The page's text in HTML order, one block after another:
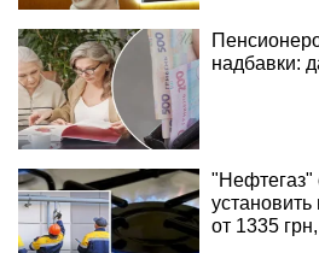
надбавки:
"Нефтегаз"
от 1335